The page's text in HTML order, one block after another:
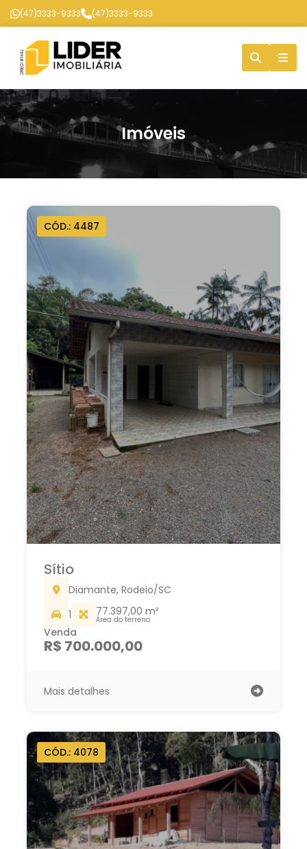
(47)3333-9333 (47)3333-9333
Imóveis
CÓD.: 4487
Sítio
Diamante, Rodeio/SC
1
77.397,00 m²
Área do terreno
Venda
R$ 700.000,00
Mais detalhes
CÓD.: 4078